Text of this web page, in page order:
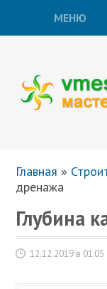
МЕНЮ
Главная »
дренажа
Глубина
12.12.2019 в 01:05